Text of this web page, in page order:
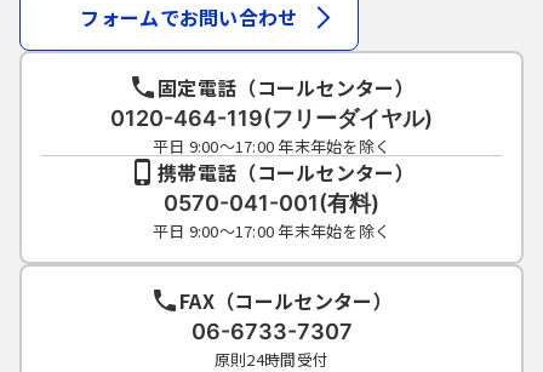
フォームでお問い合わせ
固定電話（コールセンター）
0120-464-119(フリーダイヤル)
平日 9:00～17:00 年末年始を除く
携帯電話（コールセンター）
0570-041-001(有料)
平日 9:00～17:00 年末年始を除く
FAX（コールセンター）
06-6733-7307
原則24時間受付